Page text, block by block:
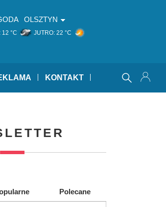
OLSZTYN
12 °C JUTRO: 22 °C
KONTAKT
Polecane